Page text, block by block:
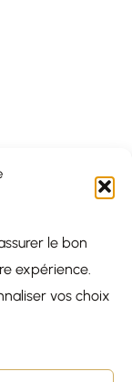
le bon
expérience.
vos choix
et trouve ton futur